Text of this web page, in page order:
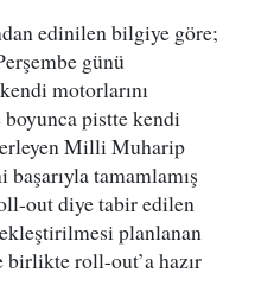
edinilen bilgiye göre;
günü
motorlarını
boyunca pistte kendi
Milli Muharip
tamamlamış
out diye tabir edilen
planlanan
roll-out’a hazır